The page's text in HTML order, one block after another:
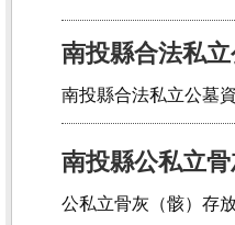
南投縣合法私
南投縣合法私立公墓
南投縣公私立
公私立骨灰（骸）存